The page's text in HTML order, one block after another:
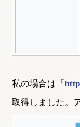
私の場合は「
取得しました。